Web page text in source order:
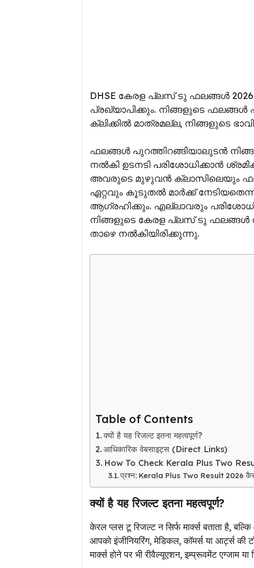
DHSE കേരള പ്ലസ് ടു ഫലങ്ങൾ 2026
പ്രഖ്യാപിക്കും. നിങ്ങളുടെ ഫലങ്ങൾ
ക്ലിക്കിൽ മാത്രമല്ല, നിങ്ങളുടെ
ഫലങ്ങൾ പുറത്തിറങ്ങിയാലുടൻ
നൽകി ഉടനടി പരിശോധിക്കാൻ
അവരുടെ മുഴുവൻ ക്ലാസിലെയും
ഏറ്റവും കൂടുതൽ മാർക്ക്
ആഗ്രഹിക്കും. എല്ലാവരും
നിങ്ങളുടെ കേരള പ്ലസ് ടു ഫലങ്ങൾ
താഴെ നൽകിയിരിക്കുന്നു.
Table of Contents
क्यों है यह रिजल्ट इतना महत्वपूर्ण?
आधिकारिक वेबसाइट्स (Direct Links)
How To Check Kerala Plus Two
प्रश्न: Kerala Plus Two Result 2026
क्यों है यह रिजल्ट इतना महत्वपूर्ण?
केरल प्लस टू रिजल्ट न सिर्फ मार्क्स बताता है,
आपको इंजीनियरिंग, मेडिकल, कॉमर्स या आर्ट्स
मार्क्स होने पर भी रीवैल्यूएशन, इम्प्रूवमेंट एग्जाम